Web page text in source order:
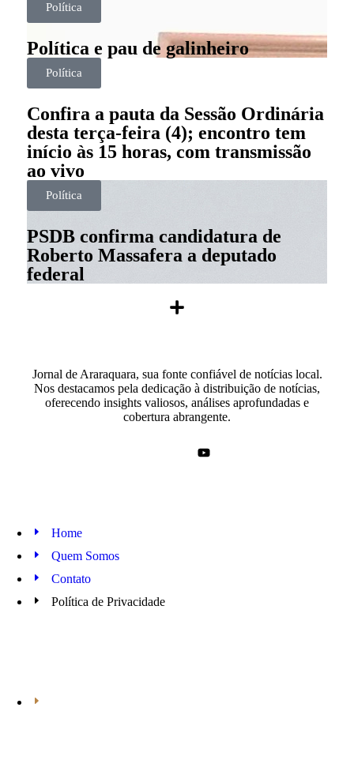
Política
Política e pau de galinheiro
Política
Confira a pauta da Sessão Ordinária
desta terça-feira (4); encontro tem
início às 15 horas, com transmissão
ao vivo
Política
PSDB confirma candidatura de
Roberto Massafera a deputado
federal
Jornal de Araraquara, sua fonte confiável de notícias local.
Nos destacamos pela dedicação à distribuição de notícias,
oferecendo insights valiosos, análises aprofundadas e
cobertura abrangente.
Home
Quem Somos
Contato
Política de Privacidade